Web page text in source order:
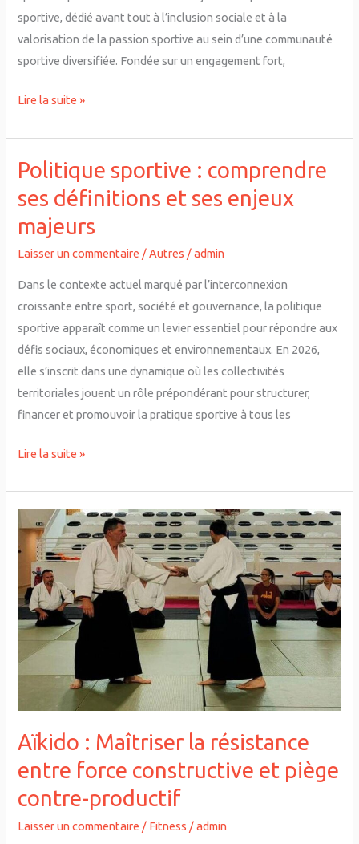
sportive, dédié avant tout à l’inclusion sociale et à la
valorisation de la passion sportive au sein d’une communauté
sportive diversifiée. Fondée sur un engagement fort,
sportive
Lire la suite »
Politique sportive : comprendre
ses définitions et ses enjeux
majeurs
Laisser un commentaire /Autres /admin
Dans le contexte actuel marqué par l’interconnexion
croissante entre sport, société et gouvernance, la politique
sportive apparaît comme un levier essentiel pour répondre aux
défis sociaux, économiques et environnementaux. En 2026,
elle s’inscrit dans une dynamique où les collectivités
territoriales jouent un rôle prépondérant pour structurer,
financer et promouvoir la pratique sportive à tous les
Politique
:
comprendre
ses
Lire la suite »
Aïkido : Maîtriser la résistance
entre force constructive et piège
contre-productif
Laisser un commentaire / Fitness /admin
Aïkido
Maîtriser
la
résistance
entre
force
constructive
piège
contre-